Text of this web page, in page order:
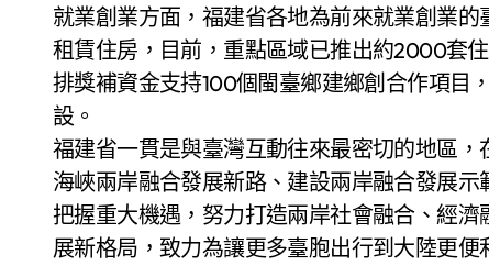
就業創業方面，福建省各地為前來就業創業
租賃住房，目前，重點區域已推出約2000套
排獎補資金支持100個閩臺鄉建鄉創合作項目
設。
福建省一貫是與臺灣互動往來最密切的地區
海峽兩岸融合發展新路、建設兩岸融合發展
把握重大機遇，努力打造兩岸社會融合、經
展新格局，致力為讓更多臺胞出行到大陸更